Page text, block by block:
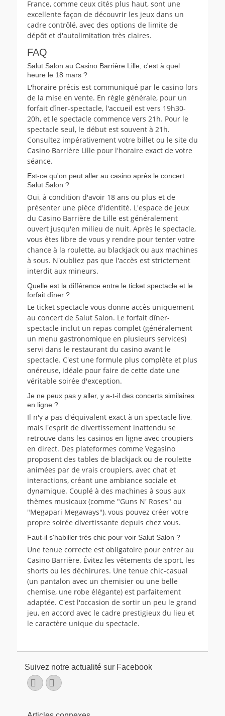
France, comme ceux cités plus haut, sont une
excellente façon de découvrir les jeux dans un
cadre contrôlé, avec des options de limite de
dépôt et d'autolimitation très claires.
FAQ
Salut Salon au Casino Barrière Lille, c'est à quel
heure le 18 mars ?
L'horaire précis est communiqué par le casino lors
de la mise en vente. En règle générale, pour un
forfait dîner-spectacle, l'accueil est vers 19h30-
20h, et le spectacle commence vers 21h. Pour le
spectacle seul, le début est souvent à 21h.
Consultez impérativement votre billet ou le site du
Casino Barrière Lille pour l'horaire exact de votre
séance.
Est-ce qu'on peut aller au casino après le concert
Salut Salon ?
Oui, à condition d'avoir 18 ans ou plus et de
présenter une pièce d'identité. L'espace de jeux
du Casino Barrière de Lille est généralement
ouvert jusqu'en milieu de nuit. Après le spectacle,
vous êtes libre de vous y rendre pour tenter votre
chance à la roulette, au blackjack ou aux machines
à sous. N'oubliez pas que l'accès est strictement
interdit aux mineurs.
Quelle est la différence entre le ticket spectacle et le
forfait dîner ?
Le ticket spectacle vous donne accès uniquement
au concert de Salut Salon. Le forfait dîner-
spectacle inclut un repas complet (généralement
un menu gastronomique en plusieurs services)
servi dans le restaurant du casino avant le
spectacle. C'est une formule plus complète et plus
onéreuse, idéale pour faire de cette date une
véritable soirée d'exception.
Je ne peux pas y aller, y a-t-il des concerts similaires
en ligne ?
Il n'y a pas d'équivalent exact à un spectacle live,
mais l'esprit de divertissement inattendu se
retrouve dans les casinos en ligne avec croupiers
en direct. Des plateformes comme Vegasino
proposent des tables de blackjack ou de roulette
animées par de vrais croupiers, avec chat et
interactions, créant une ambiance sociale et
dynamique. Couplé à des machines à sous aux
thèmes musicaux (comme "Guns N' Roses" ou
"Megapari Megaways"), vous pouvez créer votre
propre soirée divertissante depuis chez vous.
Faut-il s'habiller très chic pour voir Salut Salon ?
Une tenue correcte est obligatoire pour entrer au
Casino Barrière. Évitez les vêtements de sport, les
shorts ou les déchirures. Une tenue chic-casual
(un pantalon avec un chemisier ou une belle
chemise, une robe élégante) est parfaitement
adaptée. C'est l'occasion de sortir un peu le grand
jeu, en accord avec le cadre prestigieux du lieu et
le caractère unique du spectacle.
Suivez notre actualité sur Facebook
Facebook
E-
mail